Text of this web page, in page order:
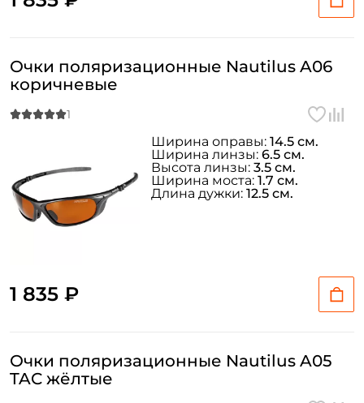
Очки поляризационные Nautilus A06
коричневые
1 835 ₽
Ширина оправы: 14.5 см.
Ширина линзы: 6.5 см.
Высота линзы: 3.5 см.
Ширина моста: 1.7 см.
Длина дужки: 12.5 см.
Очки поляризационные Nautilus A05
TAC жёлтые